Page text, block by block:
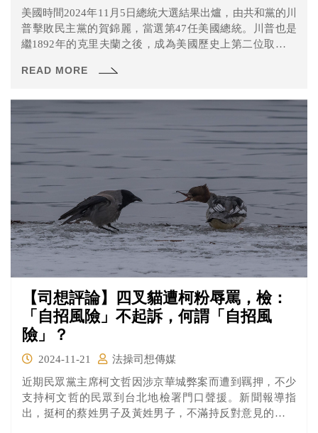
美國時間2024年11月5日總統大選結果出爐，由共和黨的川
普擊敗民主黨的賀錦麗，當選第47任美國總統。川普也是
繼1892年的克里夫蘭之後，成為美國歷史上第二位取得兩
READ MORE
【司想評論】四叉貓遭柯粉辱罵，檢：
「自招風險」不起訴，何謂「自招風
險」？
2024-11-21
法操司想傳媒
近期民眾黨主席柯文哲因涉京華城弊案而遭到羈押，不少
支持柯文哲的民眾到台北地檢署門口聲援。新聞報導指
出，挺柯的蔡姓男子及黃姓男子，不滿持反對意見的宋姓